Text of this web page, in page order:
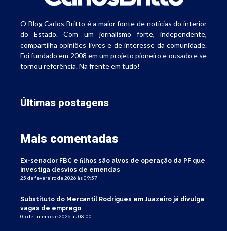
O Blog Carlos Britto é a maior fonte de notícias do interior
do Estado. Com um jornalismo forte, independente,
compartilha opiniões livres e de interesse da comunidade.
Foi fundado em 2008 em um projeto pioneiro e ousado e se
tornou referência. Na frente em tudo!
Últimas postagens
Mais comentadas
Ex-senador FBC e filhos são alvos de operação da PF que
investiga desvios de emendas
25 de fevereiro de 2026 às 09:57
Substituto do Mercantil Rodrigues em Juazeiro já divulga
vagas de emprego
05 de janeiro de 2026 às 08:00